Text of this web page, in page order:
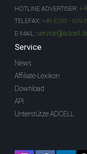
HOTLINE ADVERTISER:
TELEFAX: +49 (0)30 - 609
E-MAIL:
Service
News
Affiliate-Lexikon
Download
API
Unterstütze ADCELL